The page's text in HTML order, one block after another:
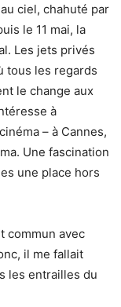
ciel, chahuté par
le 11 mai, la
Les jets privés
tous les regards
le change aux
à
– à Cannes,
Une fascination
une place hors
commun avec
il me fallait
les entrailles du